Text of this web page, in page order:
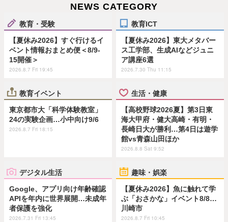
NEWS CATEGORY
教育・受験
【夏休み2026】すぐ行けるイ
ベント情報おまとめ便＜8/9-
15開催＞
2026.8.7 Fri 19:45
教育ICT
【夏休み2026】東大メタバー
ス工学部、生成AIなどジュニ
ア講座6選
2026.7.30 Thu 11:15
教育イベント
東京都市大「科学体験教室」
24の実験企画…小中向け9/6
2026.8.7 Fri 18:15
生活・健康
【高校野球2026夏】第3日東
海大甲府・健大高崎・有明・
長崎日大が勝利…第4日は遊学
館vs青森山田ほか
2026.8.8 Sat 9:52
デジタル生活
Google、アプリ向け年齢確認
APIを年内に世界展開…未成年
者保護を強化
2026.7.31 Fri 13:45
趣味・娯楽
【夏休み2026】魚に触れて学
ぶ「おさかな」イベント8/8…
川崎市
2026.8.7 Fri 10:45